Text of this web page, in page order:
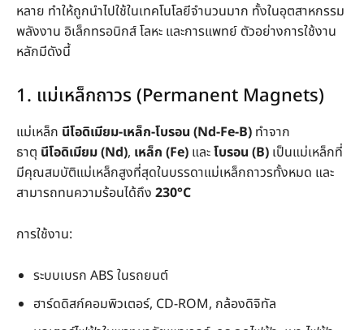
หลาย ทำให้ถูกนำไปใช้ในเทคโนโลยีจำนวนมาก ทั้งในอุตสาหกรรม
พลังงาน อิเล็กทรอนิกส์ โลหะ และการแพทย์ ตัวอย่างการใช้งาน
หลักมีดังนี้
1. แม่เหล็กถาวร (Permanent Magnets)
แม่เหล็ก นีโอดิเมียม-เหล็ก-โบรอน (Nd-Fe-B) ทำจาก
ธาตุ นีโอดิเมียม (Nd), เหล็ก (Fe) และโบรอน (B) เป็นแม่เหล็กที่
มีคุณสมบัติแม่เหล็กสูงที่สุดในบรรดาแม่เหล็กถาวรทั้งหมด และ
สามารถทนความร้อนได้ถึง 230°C
การใช้งาน:
ระบบเบรก ABS ในรถยนต์
ฮาร์ดดิสก์คอมพิวเตอร์, CD-ROM, กล้องดิจิทัล